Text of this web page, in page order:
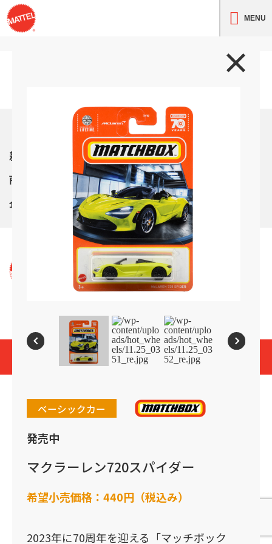
MENU
ベーシックカー
発売中
マクラーレン720スパイダー
希望小売価格：440円（税込み）
2023年に70周年を迎える「マッチボック
新着情報
商品紹介
企業情報
サイト利用条件
プライバシーポリシー
Cookies and Related Technology Notice
© 2026 Mattel. All Rights Reserved.
page top